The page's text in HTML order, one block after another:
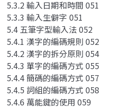
5.3.2 輸入日期和時間 051
5.3.3 輸入生僻字 051
5.4 五筆字型輸入法 052
5.4.1 漢字的編碼規則 052
5.4.2 漢字的拆分原則 054
5.4.3 單字的編碼方式 055
5.4.4 簡碼的編碼方式 057
5.4.5 詞組的編碼方式 058
5.4.6 萬能鍵的使用 059